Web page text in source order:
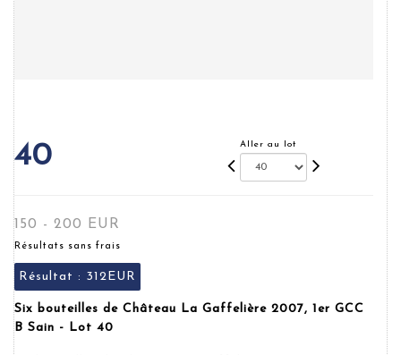
40 Aller au lot
150 - 200 EUR
Résultats sans frais
Résultat : 312EUR
Six bouteilles de Château La Gaffelière 2007, 1er GCC
B Sain - Lot 40